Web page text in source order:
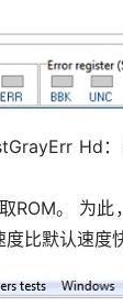
Hd
ROM。 为
比默认速度